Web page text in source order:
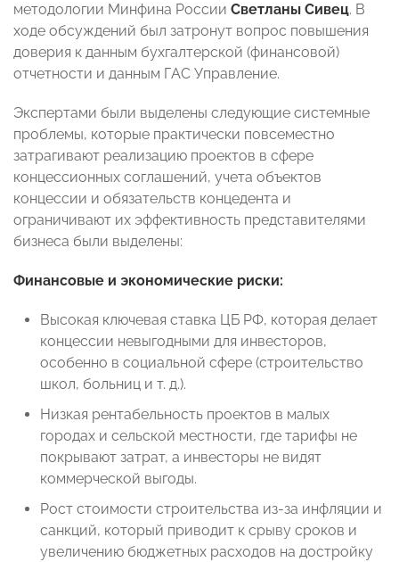
методологии Минфина России Светланы Сивец. В
ходе обсуждений был затронут вопрос повышения
доверия к данным бухгалтерской (финансовой)
отчетности и данным ГАС Управление.
Экспертами были выделены следующие системные
проблемы, которые практически повсеместно
затрагивают реализацию проектов в сфере
концессионных соглашений, учета объектов
концессии и обязательств концедента и
ограничивают их эффективность представителями
бизнеса были выделены:
Финансовые и экономические риски:
Высокая ключевая ставка ЦБ РФ, которая делает
концессии невыгодными для инвесторов,
особенно в социальной сфере (строительство
школ, больниц и т. д.).
Низкая рентабельность проектов в малых
городах и сельской местности, где тарифы не
покрывают затрат, а инвесторы не видят
коммерческой выгоды.
Рост стоимости строительства из-за инфляции и
санкций, который приводит к срыву сроков и
увеличению бюджетных расходов на достройку